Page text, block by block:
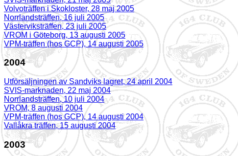
Volvoträffen i Skokloster, 28 maj 2005
Norrlandsträffen, 16 juli 2005
Västerviksträffen, 23 juli 2005
VROM i Göteborg, 13 augusti 2005
VPM-träffen (hos GCP), 14 augusti 2005
2004
Utförsäljningen av Sandviks lagret, 24 april 2004
SVIS-marknaden, 22 maj 2004
Norrlandsträffen, 10 juli 2004
VROM, 8 augusti 2004
VPM-träffen (hos GCP), 14 augusti 2004
Vallåkra träffen, 15 augusti 2004
2003